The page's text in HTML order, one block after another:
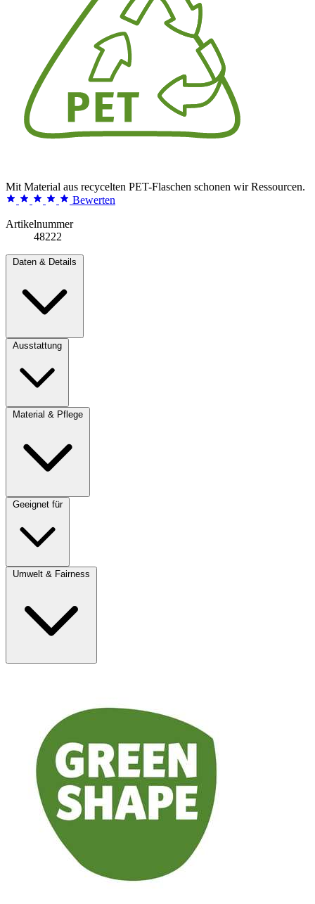
Mit Material aus recycelten PET-Flaschen schonen wir Ressourcen.
Bewerten
Artikelnummer
48222
Daten & Details
Ausstattung
Material & Pflege
Geeignet für
Umwelt & Fairness